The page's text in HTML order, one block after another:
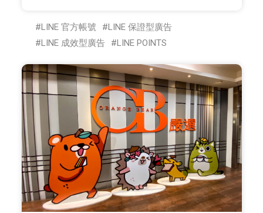
LINE 官方帳號
LINE 保證型廣告
LINE 成效型廣告
LINE POINTS